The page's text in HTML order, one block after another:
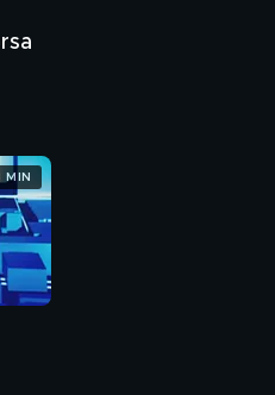
a
manager
Galleria otghese
Vitali, il mitico
MIN